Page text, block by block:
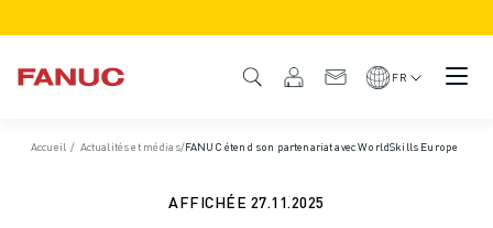
APERÇU DU PRODUIT
FR
Accueil / Actualités et médias/FANUC étend son partenariat avec WorldSkills Europe
AFFICHÉE 27.11.2025